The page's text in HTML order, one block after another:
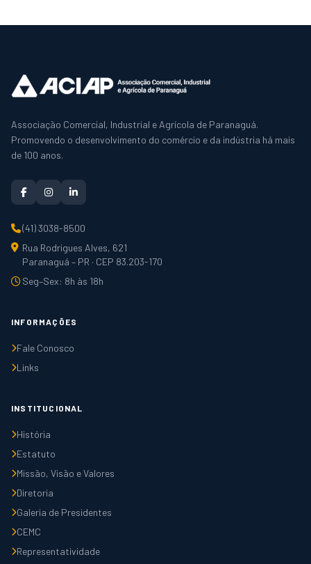
Associação Comercial, Industrial e Agrícola de Paranaguá.
Promovendo o desenvolvimento do comércio e da indústria há mais
de 100 anos.
(41) 3038-8500
Rua Rodrigues Alves, 621
Paranaguá – PR · CEP 83.203-170
Seg–Sex: 8h às 18h
INFORMAÇÕES
Fale Conosco
Links
INSTITUCIONAL
História
Estatuto
Missão, Visão e Valores
Diretoria
Galeria de Presidentes
CEMC
Representatividade